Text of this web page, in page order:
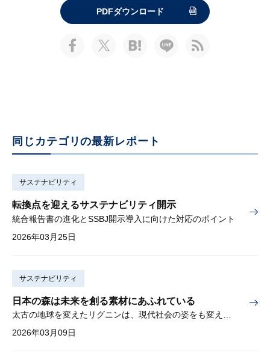
PDFダウンロード
同じカテゴリの最新レポート
サステナビリティ
転換点を迎えるサステナビリティ開示
統合報告書の進化とSSBJ開示導入に向けた対応のポイント
2026年03月25日
サステナビリティ
日本の森は未来を創る素材にあふれている
太古の地球を変えたリグニンは、現代社会の姿をも変えるか？
2026年03月09日